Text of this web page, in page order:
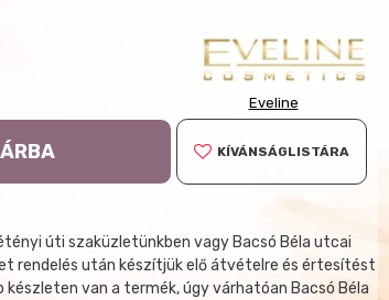
Eveline
KÍVÁNSÁGLISTÁRA
úti szaküzletünkben vagy Bacsó Béla utcai
rendelés után készítjük elő átvételre és értesítést
készleten van a termék, úgy várhatóan Bacsó Béla